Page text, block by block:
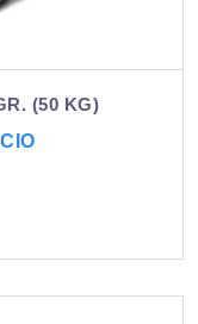
(50 KG)